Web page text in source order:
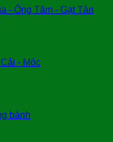
- Ống Tăm - Gạt Tàn
- Móc
bánh